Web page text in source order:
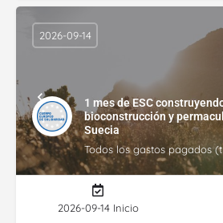
1 mes de ESC
bioconstrucción y
Suecia
Todos los gastos pagados
2026-09-14
2026-09-14 Inicio